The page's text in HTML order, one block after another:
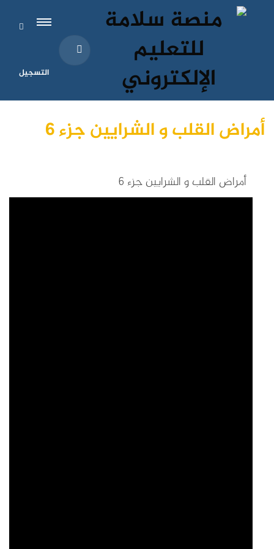
التسجيل
أمراض القلب و الشرايين جزء 6
أمراض القلب و الشرايين جزء 6